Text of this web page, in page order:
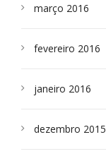
março 2016
fevereiro 2016
janeiro 2016
dezembro 2015